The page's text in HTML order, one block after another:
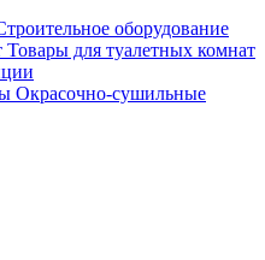
оборудование
Товары для туалетных комнат
Окрасочно-сушильные